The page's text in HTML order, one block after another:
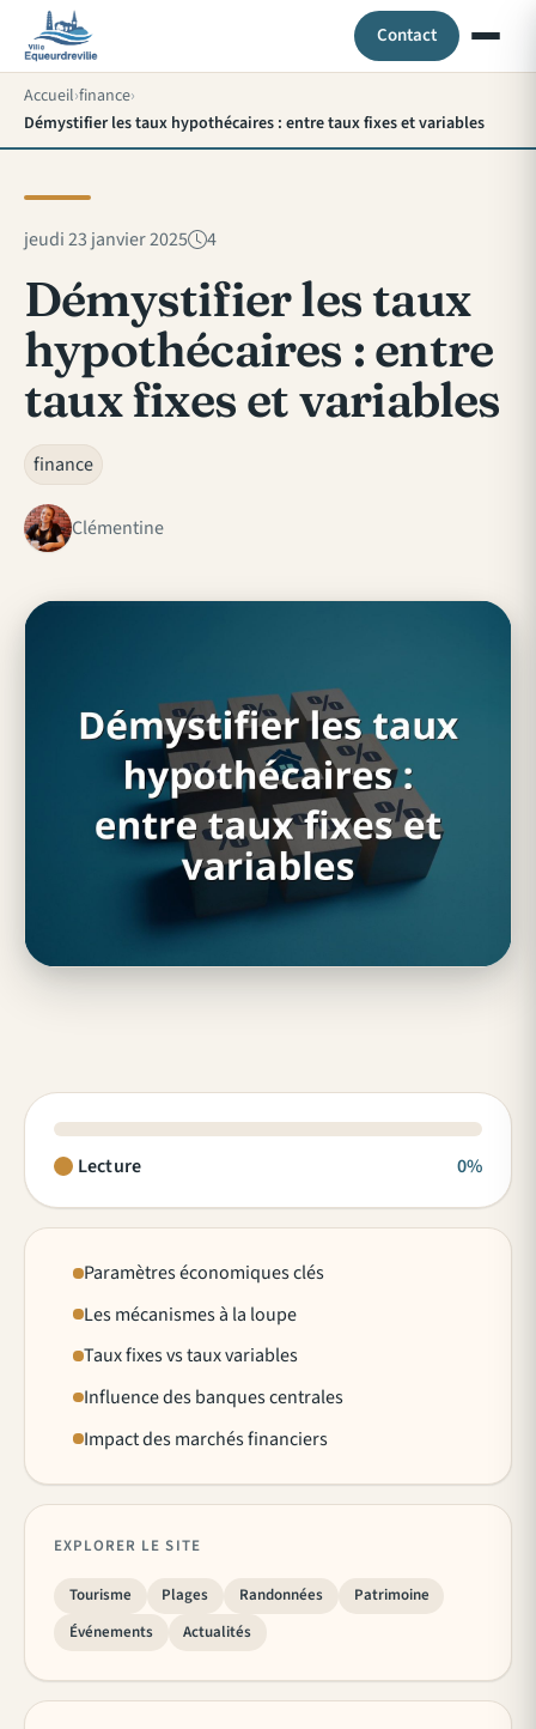
Contact
Accueil finance
Démystifier les taux hypothécaires : entre taux fixes et variables
jeudi 23 janvier 2025 4
Démystifier les taux
hypothécaires : entre
taux fixes et variables
finance
Clémentine
Lecture 0%
Paramètres économiques clés
Les mécanismes à la loupe
Taux fixes vs taux variables
Influence des banques centrales
Impact des marchés financiers
EXPLORER LE SITE
Tourisme Plages Randonnées
Patrimoine
Événements
Actualités